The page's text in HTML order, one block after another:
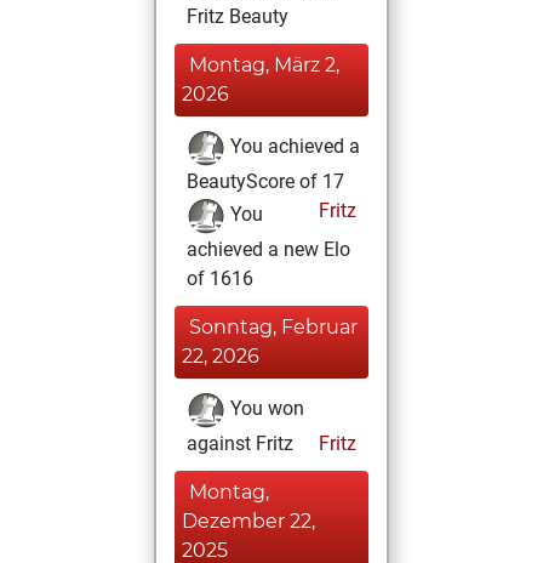
Fritz Beauty
Montag, März 2,
2026
You achieved a
BeautyScore of 17
Fritz
You
achieved a new Elo
of 1616
Sonntag, Februar
22, 2026
You won
against Fritz
Fritz
Montag,
Dezember 22,
2025